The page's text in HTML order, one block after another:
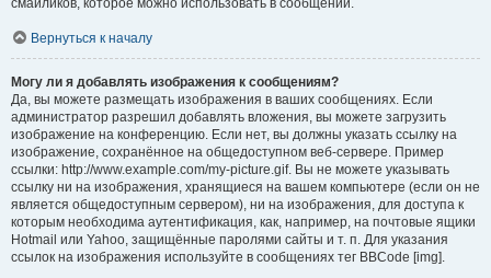
смайликов, которое можно использовать в сообщении.
Вернуться к началу
Могу ли я добавлять изображения к сообщениям?
Да, вы можете размещать изображения в ваших сообщениях. Если
администратор разрешил добавлять вложения, вы можете загрузить
изображение на конференцию. Если нет, вы должны указать ссылку на
изображение, сохранённое на общедоступном веб-сервере. Пример
ссылки: http://www.example.com/my-picture.gif. Вы не можете указывать
ссылку ни на изображения, хранящиеся на вашем компьютере (если он не
является общедоступным сервером), ни на изображения, для доступа к
которым необходима аутентификация, как, например, на почтовые ящики
Hotmail или Yahoo, защищённые паролями сайты и т. п. Для указания
ссылок на изображения используйте в сообщениях тег BBCode [img].